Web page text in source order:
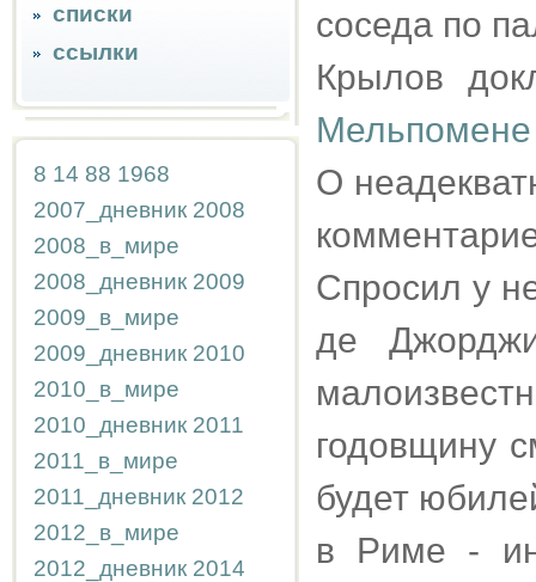
списки
ссылки
8 14 88 1968
2007_дневник 2008
2008_в_мире
2008_дневник 2009
2009_в_мире
2009_дневник 2010
2010_в_мире
2010_дневник 2011
2011_в_мире
2011_дневник 2012
2012_в_мире
2012_дневник 2014
соседа по
Крылов
Мельпомене
О
Спросил у
де
годовщину
будет
в Риме -